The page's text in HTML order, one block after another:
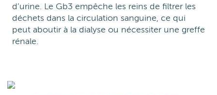
d’urine. Le Gb3 empêche les reins de filtrer les
déchets dans la circulation sanguine, ce qui
peut aboutir à la dialyse ou nécessiter une greffe
rénale.